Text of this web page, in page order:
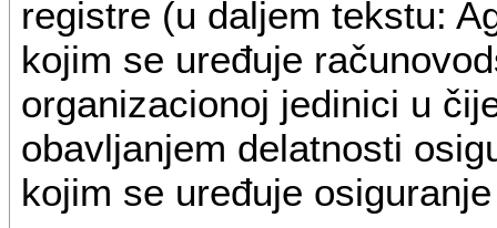
registre (u daljem tekstu:
kojim se uređuje
organizacionoj jedinici u
obavljanjem delatnosti
kojim se uređuje